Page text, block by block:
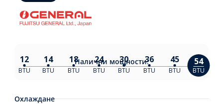
Налични мощности:
12
BTU
14
BTU
18
BTU
24
BTU
30
BTU
36
BTU
45
BTU
54
BTU
Охлаждане